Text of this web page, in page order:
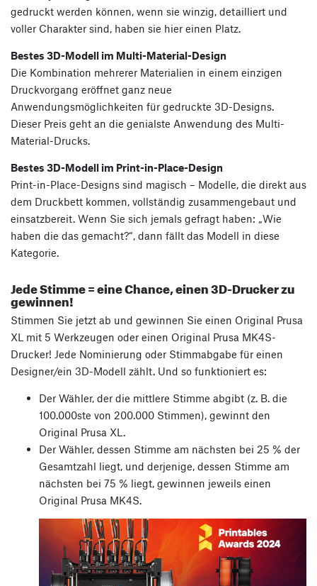
gedruckt werden können, wenn sie winzig, detailliert und
voller Charakter sind, haben sie hier einen Platz.
Bestes 3D-Modell im Multi-Material-Design
Die Kombination mehrerer Materialien in einem einzigen
Druckvorgang eröffnet ganz neue
Anwendungsmöglichkeiten für gedruckte 3D-Designs.
Dieser Preis geht an die genialste Anwendung des Multi-
Material-Drucks.
Bestes 3D-Modell im Print-in-Place-Design
Print-in-Place-Designs sind magisch – Modelle, die direkt aus
dem Druckbett kommen, vollständig zusammengebaut und
einsatzbereit. Wenn Sie sich jemals gefragt haben: „Wie
haben die das gemacht?“, dann fällt das Modell in diese
Kategorie.
Jede Stimme = eine Chance, einen 3D-Drucker zu
gewinnen!
Stimmen Sie jetzt ab und gewinnen Sie einen Original Prusa
XL mit 5 Werkzeugen oder einen Original Prusa MK4S-
Drucker! Jede Nominierung oder Stimmabgabe für einen
Designer/ein 3D-Modell zählt. Und so funktioniert es:
Der Wähler, der die mittlere Stimme abgibt (z. B. die
100.000ste von 200.000 Stimmen), gewinnt den
Original Prusa XL.
Der Wähler, dessen Stimme am nächsten bei 25 % der
Gesamtzahl liegt, und derjenige, dessen Stimme am
nächsten bei 75 % liegt, gewinnen jeweils einen
Original Prusa MK4S.